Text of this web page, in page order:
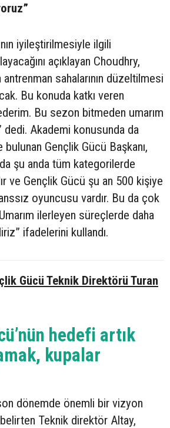
iyileştirilmesiyle ilgili
açıklayan Choudhry,
sahalarının düzeltilmesi
Bu konuda katkı veren
Bu sezon bitmeden umarım
dedi. Akademi konusunda da
Gençlik Gücü Başkanı,
şu anda tüm kategorilerde
ve Gençlik Gücü şu an 500 kişiye
oyuncusu vardır. Bu da çok
ilerleyen süreçlerde daha
ifadelerini kullandı.
Gücü Teknik Direktörü Turan
hedefi artık
kupalar
dönemde önemli bir vizyon
Teknik direktör Altay,